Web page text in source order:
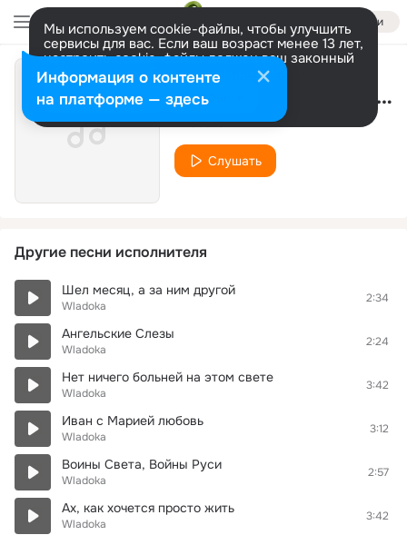
Войти
Мы используем cookie-файлы, чтобы улучшить
сервисы для вас. Если ваш возраст менее 13 лет,
настроить cookie-файлы должен ваш законный
представитель. Больше информации
Разрешить все Настроить Дай мне Господи сил
Wladoka
Слушать
Другие песни исполнителя
Шел месяц, а за ним другой
Wladoka
2:34
Ангельские Слезы
Wladoka
2:24
Нет ничего больней на этом свете
Wladoka
3:42
Иван с Марией любовь
Wladoka
3:12
Воины Света, Войны Руси
Wladoka
2:57
Ах, как хочется просто жить
Wladoka
3:42
Информация о контенте
на платформе — здесь